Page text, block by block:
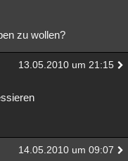
zu wollen?
13.05.2010 um 21:15
14.05.2010 um 09:07